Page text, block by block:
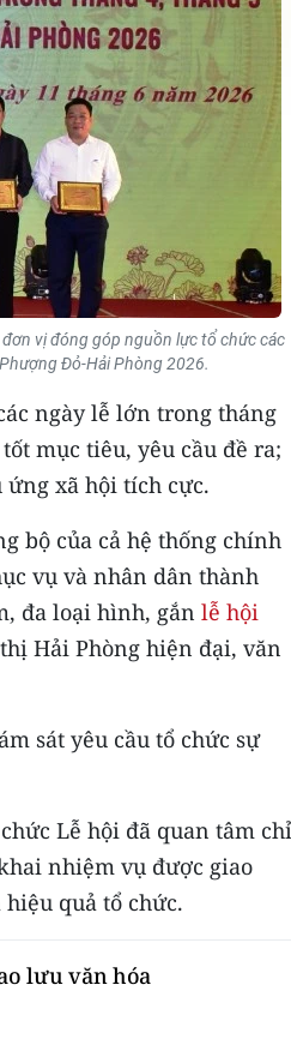
vị đóng góp nguồn lực tổ chức các
Đỏ-Hải Phòng 2026.
ngày lễ lớn trong tháng
mục tiêu, yêu cầu đề ra;
xã hội tích cực.
bộ của cả hệ thống chính
vụ và nhân dân thành
đa loại hình, gắn lễ hội
Hải Phòng hiện đại, văn
sát yêu cầu tổ chức sự
Lễ hội đã quan tâm chỉ
nhiệm vụ được giao
quả tổ chức.
lưu văn hóa